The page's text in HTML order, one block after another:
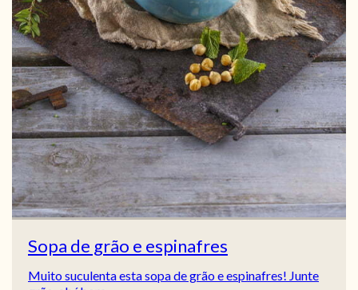
Sopa de grão e espinafres
Muito suculenta esta sopa de grão e espinafres! Junte